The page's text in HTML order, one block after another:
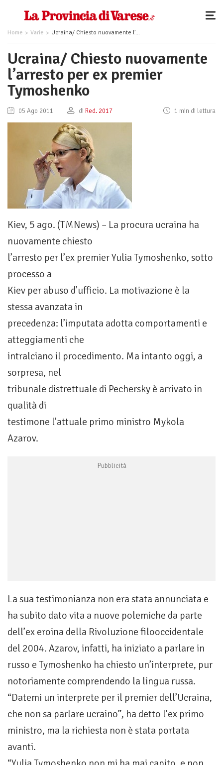
Home Varie Ucraina/ Chiesto nuovamente l’arresto per ex premier Tymoshenko
Ucraina/ Chiesto nuovamente
l’arresto per ex premier
Tymoshenko
05 Ago 2011 di Red. 2017 1 min di lettura
Kiev, 5 ago. (TMNews) – La procura ucraina ha
nuovamente chiesto
l’arresto per l’ex premier Yulia Tymoshenko, sotto
processo a
Kiev per abuso d’ufficio. La motivazione è la
stessa avanzata in
precedenza: l’imputata adotta comportamenti e
atteggiamenti che
intralciano il procedimento. Ma intanto oggi, a
sorpresa, nel
tribunale distrettuale di Pechersky è arrivato in
qualità di
testimone l’attuale primo ministro Mykola
Azarov.
La sua testimonianza non era stata annunciata e
ha subito dato vita a nuove polemiche da parte
dell’ex eroina della Rivoluzione filooccidentale
del 2004. Azarov, infatti, ha iniziato a parlare in
russo e Tymoshenko ha chiesto un’interprete, pur
notoriamente comprendendo la lingua russa.
“Datemi un interprete per il premier dell’Ucraina,
che non sa parlare ucraino”, ha detto l’ex primo
ministro, ma la richiesta non è stata portata
avanti.